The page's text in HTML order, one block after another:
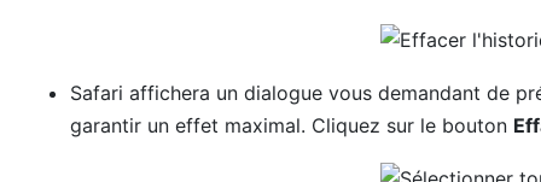
Safari affichera un dialogue vous demandant de
garantir un effet maximal. Cliquez sur le bouton